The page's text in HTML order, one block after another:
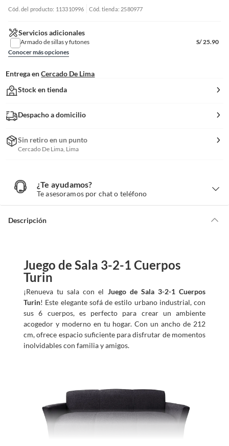
Cód. del producto: 113310996 Cód. tienda: 2580977
Servicios adicionales
Armado de sillas y futones S/25.90
Conocer más opciones
Entrega en Cercado De Lima
Stock en tienda
Despacho a domicilio
Sin retiro en un punto
Cercado De Lima, Lima
¿Te ayudamos?
Te asesoramos por chat o teléfono
y
a
Descripción
Juego de Sala 3-2-1 Cuerpos
Turin
¡Renueva tu sala con el Juego de Sala 3-2-1 Cuerpos
Turin! Este elegante sofá de estilo urbano industrial, con
sus 6 cuerpos, es perfecto para crear un ambiente
acogedor y moderno en tu hogar. Con un ancho de 212
cm, ofrece espacio suficiente para disfrutar de momentos
inolvidables con familia y amigos.